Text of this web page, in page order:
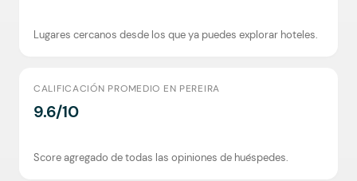
Lugares cercanos desde los que ya puedes explorar hoteles.
CALIFICACIÓN PROMEDIO EN PEREIRA
9.6/10
Score agregado de todas las opiniones de huéspedes.